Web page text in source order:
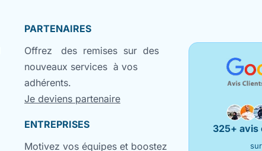
PARTENAIRES
Offrez des remises sur des
nouveaux services à vos
adhérents.
Je deviens partenaire
ENTREPRISES
Motivez vos équipes et boostez
325+ avis